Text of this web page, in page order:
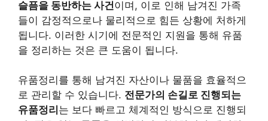
슬픔을 동반하는 사건이며, 이로 인해 남겨진 가족
들이 감정적으로나 물리적으로 힘든 상황에 처하게
됩니다. 이러한 시기에 전문적인 지원을 통해 유품
을 정리하는 것은 큰 도움이 됩니다.
유품정리를 통해 남겨진 자산이나 물품을 효율적으
로 관리할 수 있습니다. 전문가의 손길로 진행되는
유품정리 는 보다 빠르고 체계적인 방식으로 진행되